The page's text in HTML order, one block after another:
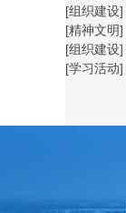
[组织建设]
[精神文明]
[组织建设]
[学习活动]